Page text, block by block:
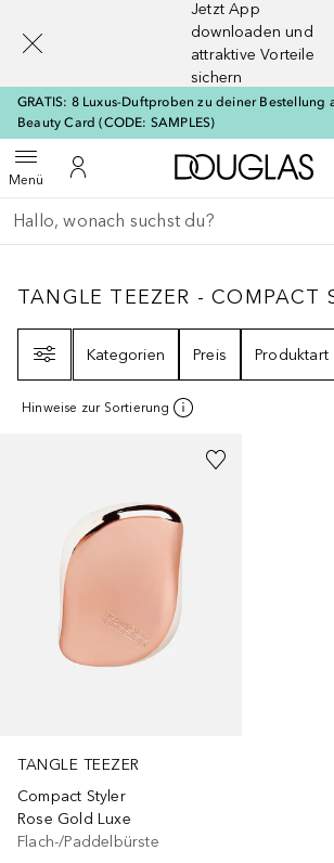
Jetzt App
downloaden und
attraktive Vorteile
sichern
GRATIS: 8 Luxus-Duftproben zu deiner Bestellung
Beauty Card (CODE: SAMPLES)
MenüMenü öffnenZu Meinem Kundenkonto
Gehe zurück
Suche ausführen
TANGLE TEEZER -
TANGLE TEEZER - COMPACT
Kategorien
Preis Produktart
Hinweise zur Sortierung
TANGLE TEEZER
Compact Styler
Rose Gold Luxe
Flach-/Paddelbürste
[navigation.slideout.screenreader]